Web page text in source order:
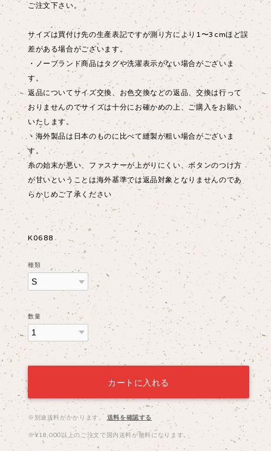
ご注文下さい。
サイズは買付け先の生産表記ですが測り方により1〜3cmほど誤
差がある場合がございます。
・ノーブランド商品はタグや洗濯表示がない場合がございま
す。
返品についてサイズ交換、お色交換などの返品、交換は行って
おりませんのでサイズは十分にお確かめの上、ご購入をお願い
いたします。
・海外製品は日本のものに比べて縫製が粗い場合がございま
す。
糸の始末が悪い、ファスナーが上がりにくい、ボタンのつけ方
が甘いということは海外基準では返品対象となりませんのであ
らかじめご了承ください
K0688
種類
数量
カートに入れる
※別途送料がかかります。 送料を確認する
※¥18,000以上のご注文で国内送料が無料になります。